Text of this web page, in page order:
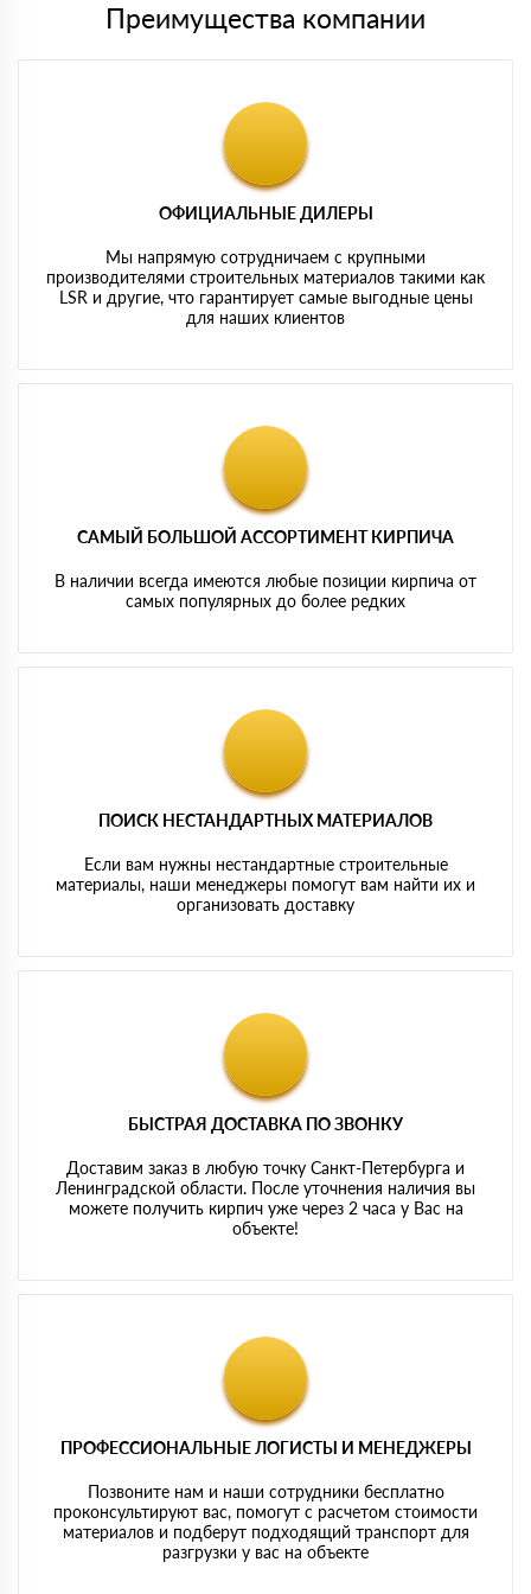
Преимущества компании
ОФИЦИАЛЬНЫЕ ДИЛЕРЫ
Мы напрямую сотрудничаем с крупными
производителями строительных материалов такими как
LSR и другие, что гарантирует самые выгодные цены
для наших клиентов
САМЫЙ БОЛЬШОЙ АССОРТИМЕНТ КИРПИЧА
В наличии всегда имеются любые позиции кирпича от
самых популярных до более редких
ПОИСК НЕСТАНДАРТНЫХ МАТЕРИАЛОВ
Если вам нужны нестандартные строительные
материалы, наши менеджеры помогут вам найти их и
организовать доставку
БЫСТРАЯ ДОСТАВКА ПО ЗВОНКУ
Доставим заказ в любую точку Санкт-Петербурга и
Ленинградской области. После уточнения наличия вы
можете получить кирпич уже через 2 часа у Вас на
объекте!
ПРОФЕССИОНАЛЬНЫЕ ЛОГИСТЫ И МЕНЕДЖЕРЫ
Позвоните нам и наши сотрудники бесплатно
проконсультируют вас, помогут с расчетом стоимости
материалов и подберут подходящий транспорт для
разгрузки у вас на объекте